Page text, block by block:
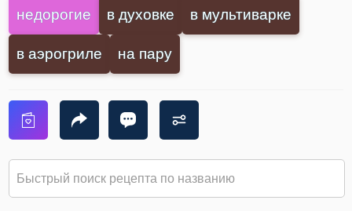
недорогие в духовке в мультиварке
в аэрогриле на пару